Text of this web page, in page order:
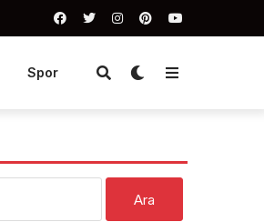
Spor